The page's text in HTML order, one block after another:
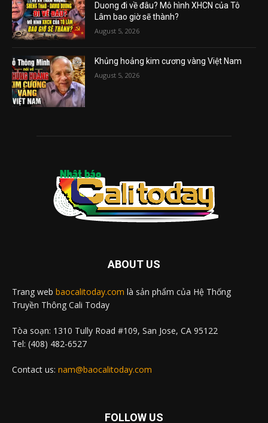
Duong đi về đâu? Mô hình XHCN của Tô
Lâm bao giờ sẽ thành?
August 5, 2026
Khủng hoảng kim cương vàng Việt Nam
August 5, 2026
ABOUT US
Trang web baocalitoday.com là sản phẩm của Hệ Thống
Truyền Thông Cali Today
Tòa soạn: 1310 Tully Road #109, San Jose, CA 95122
Tel: (408) 482-6527
Contact us: nam@baocalitoday.com
FOLLOW US